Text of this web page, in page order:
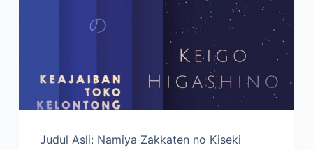
Judul Asli: Namiya Zakkaten no Kiseki